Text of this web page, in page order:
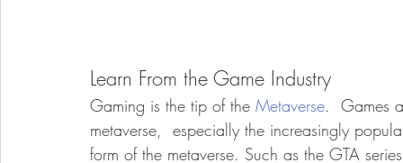
Learn From the Game Industry
Gaming is the tip of the Metaverse.  Games
metaverse,  especially the increasingly
form of the metaverse. Such as the GTA